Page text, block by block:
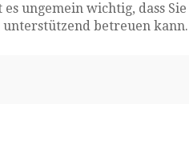
ungemein wichtig, dass
betreuen kann.